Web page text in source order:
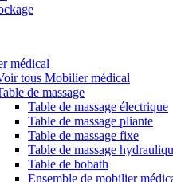
médical
tous Mobilier médical
de massage
Table de massage électrique
Table de massage pliante
Table de massage fixe
Table de massage
Table de bobath
Ensemble de mobilier